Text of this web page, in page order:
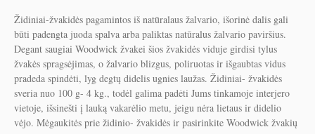
Židiniai-žvakidės pagamintos iš natūralaus žalvario, išorinė dalis gali
būti padengta juoda spalva arba paliktas natūralus žalvario paviršius.
Degant saugiai Woodwick žvakei šios žvakidės viduje girdisi tylus
žvakės spragsėjimas, o žalvario blizgus, poliruotas ir išgaubtas vidus
pradeda spindėti, lyg degtų didelis ugnies laužas. Židiniai- žvakidės
sveria nuo 100 g- 4 kg., todėl galima padėti Jums tinkamoje interjero
vietoje, išsinešti į lauką vakarėlio metu, jeigu nėra lietaus ir didelio
vėjo. Mėgaukitės prie židinio- žvakidės ir pasirinkite Woodwick žvakių